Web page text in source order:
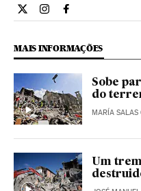
Internacional El País
Internacional El
Internacional El
MAIS INFORMAÇÕES
Sobe
do
MARÍA SALAS
Um